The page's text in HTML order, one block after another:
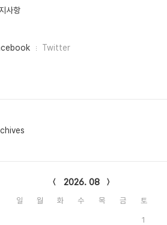
사항
Twitter
2026. 08
일 월 화 수 목 금 토
1